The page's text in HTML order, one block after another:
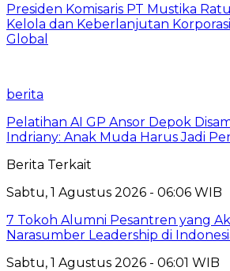
Presiden Komisaris PT Mustika
Kelola dan Keberlanjutan
Global
berita
Pelatihan AI GP Ansor Depok
Indriany: Anak Muda Harus Jadi
Berita Terkait
Sabtu, 1 Agustus 2026 - 06:06 WIB
7 Tokoh Alumni Pesantren yang
Narasumber Leadership di
Sabtu, 1 Agustus 2026 - 06:01 WIB